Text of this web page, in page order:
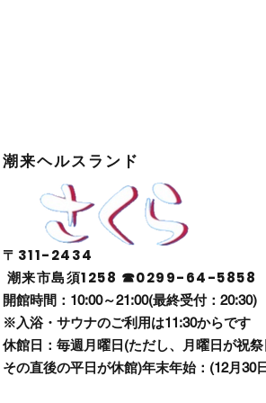
潮来ヘルスランド
〒311-2434
潮来市島須1258 ☎0299-64-5858
開館時間：10:00～21:00(最終受付：20:30)
※入浴・サウナのご利用は11:30からです
休館日：毎週月曜日(ただし、月曜日が祝
その直後の平日が休館)年末年始：(12月30